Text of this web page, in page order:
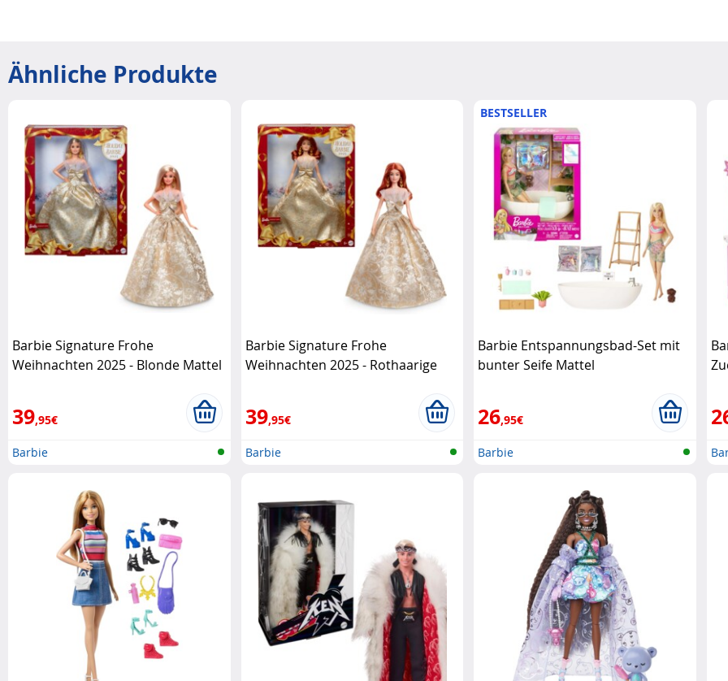
Ähnliche Produkte
Barbie Signature Frohe
Weihnachten 2025 - Blonde Mattel
39,95€
Barbie
Barbie Signature Frohe
Weihnachten 2025 - Rothaarige
39,95€
Barbie
BESTSELLER
Barbie Entspannungsbad-Set mit
bunter Seife Mattel
26,95€
Barbie